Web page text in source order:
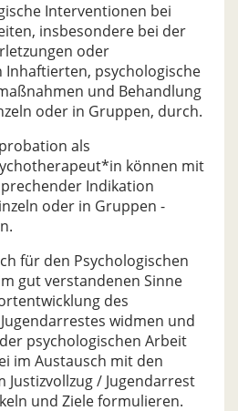
Interventionen bei
insbesondere bei der
oder
Inhaftierten, psychologische
und Behandlung
oder in Gruppen, durch.
als
können mit
Indikation
oder in Gruppen -
für den Psychologischen
gut verstandenen Sinne
des
widmen und
psychologischen Arbeit
im Austausch mit den
/ Jugendarrest
und Ziele formulieren.